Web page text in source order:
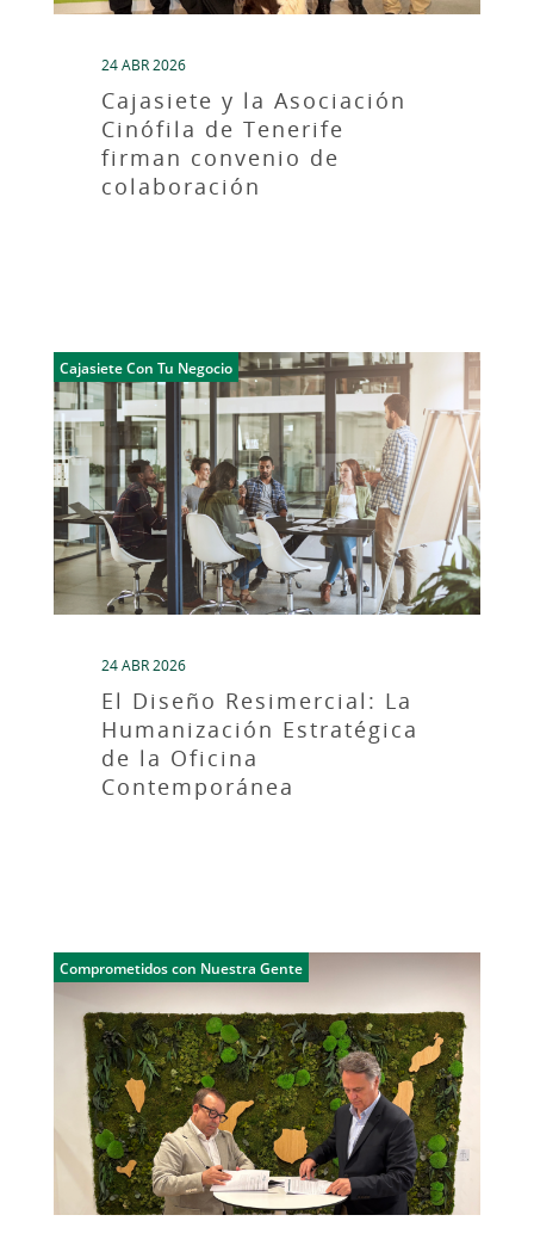
24 ABR 2026
Cajasiete y la Asociación
Cinófila de Tenerife
firman convenio de
colaboración
Cajasiete Con Tu Negocio
24 ABR 2026
El Diseño Resimercial: La
Humanización Estratégica
de la Oficina
Contemporánea
Comprometidos con Nuestra Gente